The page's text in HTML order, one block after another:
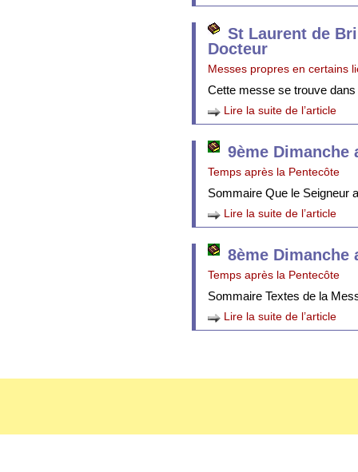
St Laurent de
Docteur
Messes propres en certains
Cette messe se trouve
Lire la suite de l’article
9ème Dimanche
Temps après la Pentecôte
Sommaire Que le Seigneur
Lire la suite de l’article
8ème Dimanche
Temps après la Pentecôte
Sommaire Textes de la
Lire la suite de l’article